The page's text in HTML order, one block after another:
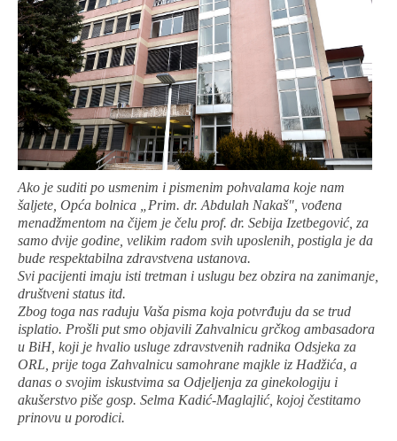
Ako je suditi po usmenim i pismenim pohvalama koje nam
šaljete, Opća bolnica „Prim. dr. Abdulah Nakaš", vođena
menadžmentom na čijem je čelu prof. dr. Sebija Izetbegović, za
samo dvije godine, velikim radom svih uposlenih, postigla je da
bude respektabilna zdravstvena ustanova.
Svi pacijenti imaju isti tretman i uslugu bez obzira na zanimanje,
društveni status itd.
Zbog toga nas raduju Vaša pisma koja potvrđuju da se trud
isplatio. Prošli put smo objavili Zahvalnicu grčkog ambasadora
u BiH, koji je hvalio usluge zdravstvenih radnika Odsjeka za
ORL, prije toga Zahvalnicu samohrane majkle iz Hadžića, a
danas o svojim iskustvima sa Odjeljenja za ginekologiju i
akušerstvo piše gosp. Selma Kadić-Maglajlić, kojoj čestitamo
prinovu u porodici.